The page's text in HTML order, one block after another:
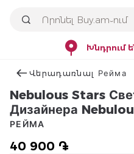
Խնդրում
Վերադառնալ Рейма
Nebulous Stars
Дизайнера
40 900 ֏
РЕЙМА